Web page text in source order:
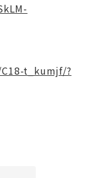
t_kumjf/?